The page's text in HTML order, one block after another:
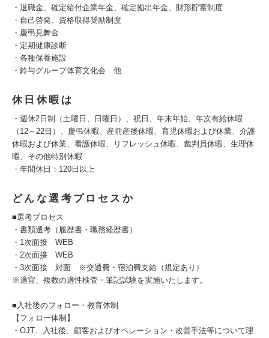
・退職金、確定給付企業年金、確定拠出年金、財形貯蓄制度
・自己啓発、資格取得奨励制度
・慶弔見舞金
・定期健康診断
・各種保養施設
・鈴与グループ体育文化会 他
休日休暇は
・週休2日制（土曜日、日曜日）、祝日、年末年始、年次有給休暇
（12～22日）、慶弔休暇、産前産後休暇、育児休暇および休業、介護
休暇および休業、看護休暇、リフレッシュ休暇、裁判員休暇、生理休
暇、その他特別休暇
・年間休日：120日以上
どんな選考プロセスか
■選考プロセス
・書類選考（履歴書・職務経歴書）
・1次面接 WEB
・2次面接 WEB
・3次面接 対面 ※交通費・宿泊費支給（規定あり）
※適宜、複数の適性検査・筆記試験を実施いたします。
■入社後のフォロー・教育体制
【フォロー体制】
・OJT…入社後、顧客およびオペレーション・改善手法等について理